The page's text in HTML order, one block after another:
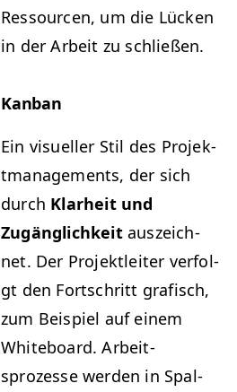
Ressourcen, um die Lück­en
in der Arbeit zu schließen.
Kan­ban
Ein visueller Stil des Pro­jek­
t­man­age­ments, der sich
durch Klarheit und
Zugänglichkeitausze­ich­
net. Der Pro­jek­tleit­er ver­fol­
gt den Fortschritt grafisch,
zum Beispiel auf einem
White­board. Arbeit­
sprozesse wer­den in Spal­